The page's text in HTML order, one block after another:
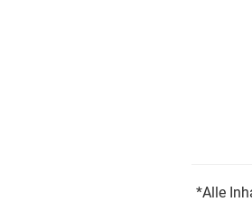
*Alle